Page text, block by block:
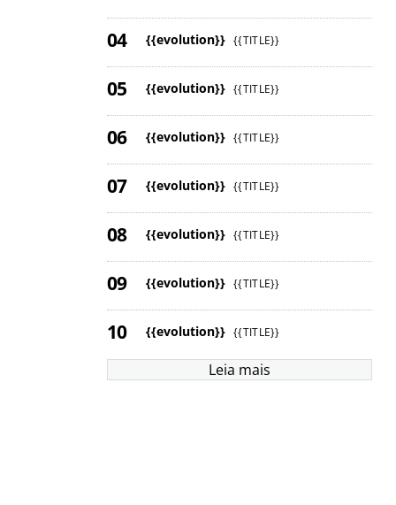
{{evolution}} {{TITLE}}
{{evolution}} {{TITLE}}
{{evolution}} {{TITLE}}
{{evolution}} {{TITLE}}
{{evolution}} {{TITLE}}
{{evolution}} {{TITLE}}
{{evolution}} {{TITLE}}
Leia mais